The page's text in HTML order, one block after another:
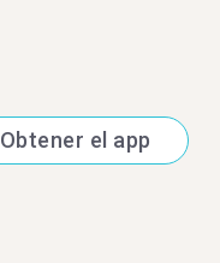
Obtener el app